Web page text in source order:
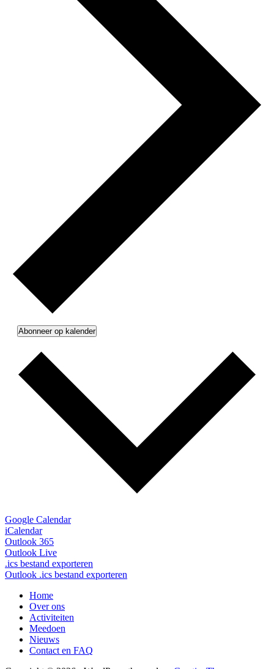
Abonneer op kalender
Google Calendar
iCalendar
Outlook 365
Outlook Live
.ics bestand exporteren
Outlook .ics bestand exporteren
Home
Over ons
Activiteiten
Meedoen
Nieuws
Contact en FAQ